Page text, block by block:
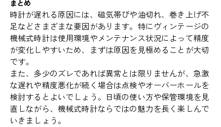
まとめ
時計が遅れる原因には、磁気帯びや油切れ、巻き上げ不
足などさまざまな要因があります。特にヴィンテージの
機械式時計は使用環境やメンテナンス状況によって精度
が変化しやすいため、まずは原因を見極めることが大切
です。
また、多少のズレであれば異常とは限りませんが、急激
な遅れや精度悪化が続く場合は点検やオーバーホールを
検討するとよいでしょう。日頃の使い方や保管環境を見
直しながら、機械式時計ならではの魅力を長く楽しんで
いきましょう。